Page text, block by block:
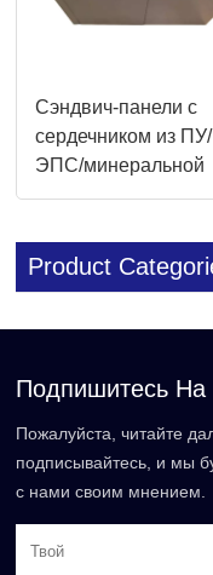
Сэндвич-панели с
сердечником из ПУ/
ЭПС/минеральной
ваты с
для промышленных
складов
Product
Подпишитесь На
Пожалуйста, читайте
подписывайтесь, и мы
с нами своим мнением.